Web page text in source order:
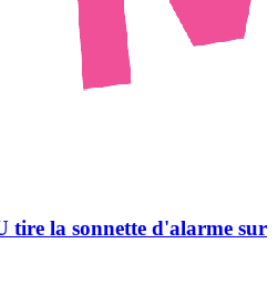
tire la sonnette d'alarme sur